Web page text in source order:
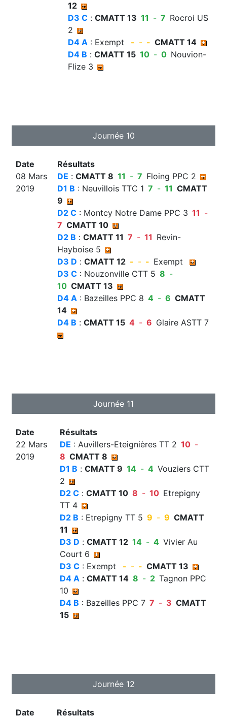
12
D3 C: CMATT 13 11 - 7 Rocroi US
2
D4 A: Exempt - - - CMATT 14
D4 B : CMATT 15 10 - 0 Nouvion-
Flize 3
Journée 10
Date
08 Mars
2019
Résultats
DE :CMATT 8 11 - 7 Floing PPC 2
D1 B : Neuvillois TTC 1 7 - 11 CMATT
9
D2 C : Montcy Notre Dame PPC 3 11 -
7 CMATT 10
D2 B :CMATT 11 7 - 11 Revin-
Hayboise 5
D3 D :CMATT 12 - - - Exempt
D3 C : Nouzonville CTT 5 8 -
10 CMATT 13
D4 A : Bazeilles PPC 8 4 - 6 CMATT
14
D4 B :CMATT 15 4 - 6 Glaire ASTT 7
Journée 11
Date
22 Mars
2019
Résultats
DE : Auvillers-Eteignières TT 2 10 -
8 CMATT 8
D1 B : CMATT 9 14 - 4 Vouziers CTT
2
D2 C: CMATT 10 8 - 10 Etrepigny
TT 4
D2 B : Etrepigny TT 5 9 - 9 CMATT
11
D3 D : CMATT 12 14 - 4 Vivier Au
Court 6
D3 C: Exempt - - - CMATT 13
D4 A: CMATT 14 8 - 2 Tagnon PPC
10
D4 B : Bazeilles PPC 7 7 - 3 CMATT
15
Journée 12
Date
Résultats